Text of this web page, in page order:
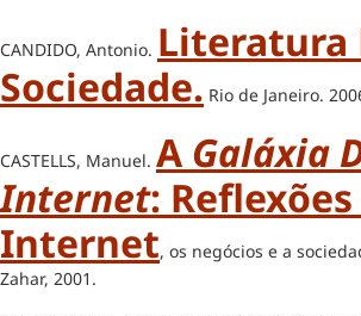
CANDIDO, Antonio. Literatura
Sociedade. Rio de Janeiro.
CASTELLS, Manuel. A Galáxia
Internet:
Internet, os negócios e a
Zahar, 2001.